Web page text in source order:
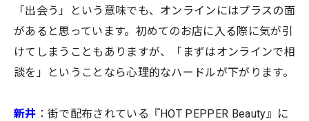
「出会う」という意味でも、オンラインにはプラスの面
があると思っています。初めてのお店に入る際に気が引
けてしまうこともありますが、「まずはオンラインで相
談を」ということなら心理的なハードルが下がります。
新井 ：街で配布されている『HOT PEPPER Beauty』に